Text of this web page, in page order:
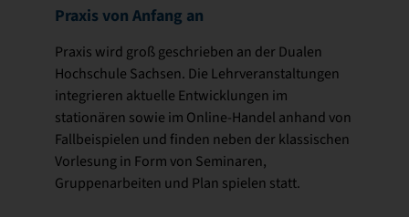
Praxis von Anfang an
Praxis wird groß geschrieben an der Dualen
Hochschule Sachsen. Die Lehrveranstaltungen
integrieren aktuelle Entwicklungen im
stationären sowie im Online-Handel anhand von
Fallbeispielen und finden neben der klassischen
Vorlesung in Form von Seminaren,
Gruppenarbeiten und Plan spielen statt.